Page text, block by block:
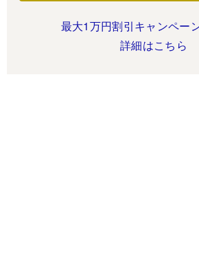
最大1万円割引キャンペー
詳細はこちら